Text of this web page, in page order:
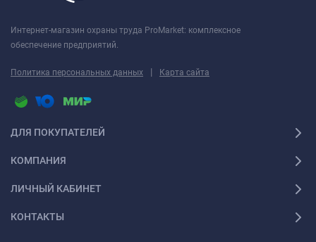
Интернет-магазин охраны труда ProMarket: комплексное
обеспечение предприятий.
Политика персональных данных | Карта сайта
ДЛЯ ПОКУПАТЕЛЕЙ
КОМПАНИЯ
ЛИЧНЫЙ КАБИНЕТ
КОНТАКТЫ